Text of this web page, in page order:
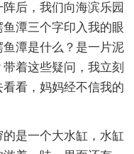
后，我们向海滨乐园
潭三个字印入我的眼
潭是什么？是一片泥
着这些疑问，我立刻
看，妈妈经不信我的
是一个大水缸，水缸